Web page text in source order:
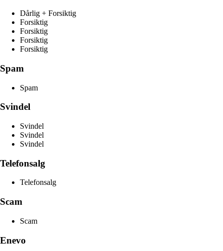
Dårlig + Forsiktig
Forsiktig
Forsiktig
Forsiktig
Forsiktig
Spam
Spam
Svindel
Svindel
Svindel
Svindel
Telefonsalg
Telefonsalg
Scam
Scam
Enevo